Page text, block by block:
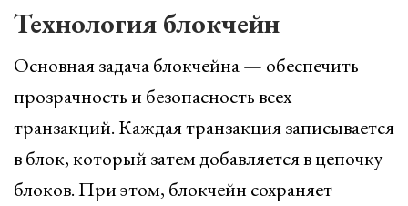
Технология блокчейн
Основная задача блокчейна — обеспечить
прозрачность и безопасность всех
транзакций. Каждая транзакция записывается
в блок, который затем добавляется в цепочку
блоков. При этом, блокчейн сохраняет